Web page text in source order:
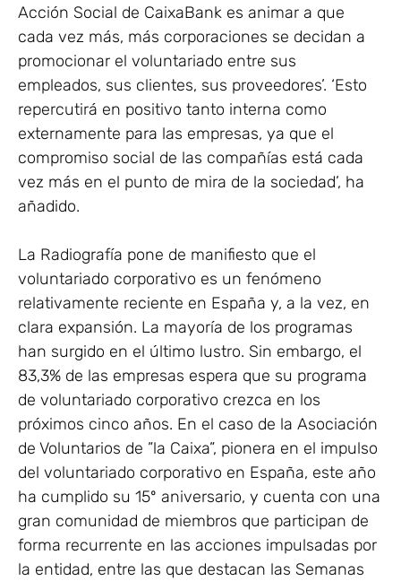
Acción Social de CaixaBank es animar a que
cada vez más, más corporaciones se decidan a
promocionar el voluntariado entre sus
empleados, sus clientes, sus proveedores’. ‘Esto
repercutirá en positivo tanto interna como
externamente para las empresas, ya que el
compromiso social de las compañías está cada
vez más en el punto de mira de la sociedad’, ha
añadido.
La Radiografía pone de manifiesto que el
voluntariado corporativo es un fenómeno
relativamente reciente en España y, a la vez, en
clara expansión. La mayoría de los programas
han surgido en el último lustro. Sin embargo, el
83,3% de las empresas espera que su programa
de voluntariado corporativo crezca en los
próximos cinco años. En el caso de la Asociación
de Voluntarios de ”la Caixa”, pionera en el impulso
del voluntariado corporativo en España, este año
ha cumplido su 15º aniversario, y cuenta con una
gran comunidad de miembros que participan de
forma recurrente en las acciones impulsadas por
la entidad, entre las que destacan las Semanas